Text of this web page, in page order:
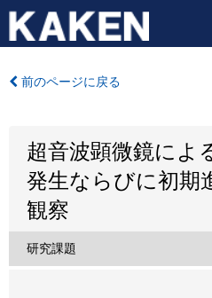
前のページに戻る
超音波顕微鏡によ
発生ならびに初期
観察
研究課題